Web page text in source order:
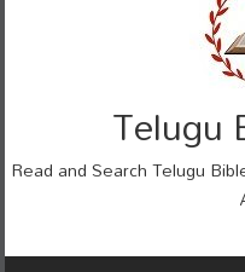
Telugu
Read and Search Telugu